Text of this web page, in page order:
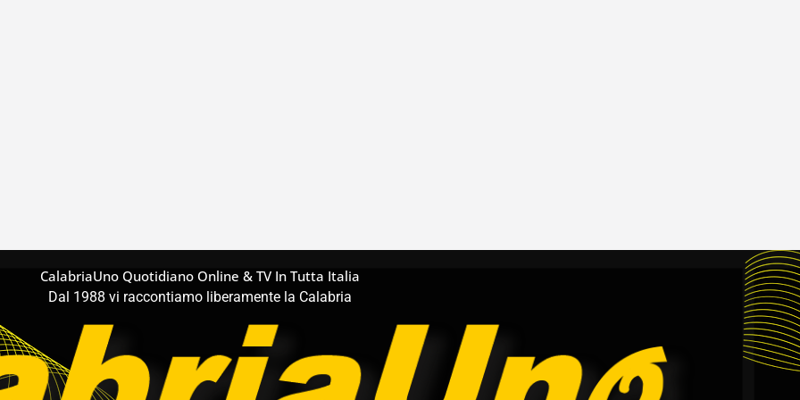
CalabriaUno Quotidiano Online & TV In Tutta Italia
Dal 1988 vi raccontiamo liberamente la Calabria